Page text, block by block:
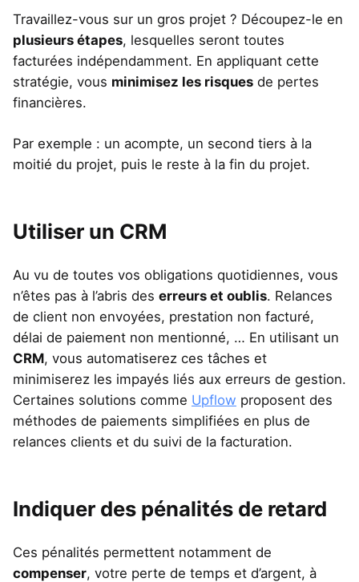
Travaillez-vous sur un gros projet ? Découpez-le en
plusieurs étapes, lesquelles seront toutes
facturées indépendamment. En appliquant cette
stratégie, vous minimisez les risques de pertes
financières.
Par exemple : un acompte, un second tiers à la
moitié du projet, puis le reste à la fin du projet.
Utiliser un CRM
Au vu de toutes vos obligations quotidiennes, vous
n’êtes pas à l’abris des erreurs et oublis. Relances
de client non envoyées, prestation non facturé,
délai de paiement non mentionné, … En utilisant un
CRM, vous automatiserez ces tâches et
minimiserez les impayés liés aux erreurs de gestion.
Certaines solutions comme Upflow proposent des
méthodes de paiements simplifiées en plus de
relances clients et du suivi de la facturation.
Indiquer des pénalités de retard
Ces pénalités permettent notamment de
compenser, votre perte de temps et d’argent, à